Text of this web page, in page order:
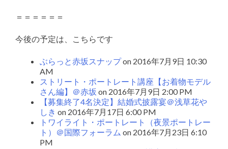
＝＝＝＝＝＝
今後の予定は、こちらです
ぶらっと赤坂スナップon 2016年7月9日 10:30
AM
ストリート・ポートレート講座【お着物モデル
さん編】＠赤坂 on 2016年7月9日 2:00 PM
【募集終了4名決定】結婚式披露宴＠浅草花や
しき on 2016年7月17日 6:00 PM
トワイライト・ポートレート（夜景ポートレー
ト）＠国際フォーラム on 2016年7月23日 6:10
PM